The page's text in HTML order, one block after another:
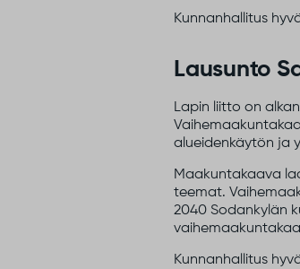
Kunnanhallitus
Lausunto
Lapin liitto on
alueidenkäytön ja
Maakuntakaava
teemat.
2040 Sodankylän
Kunnanhallitus